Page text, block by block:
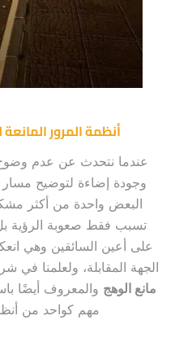
أنظمة المرور
عندما نتحدث عن عدم وضوح
وجودة إضاءة لتوضيح مسار
البعض واحدة من أكثر
تسبب فقط صعوبة الرؤية بل
على أعين السائقين وهي
الجهة المقابلة، ولعلمنا
مانع الوهج
مهم كواحد من